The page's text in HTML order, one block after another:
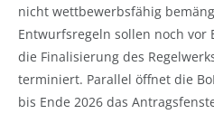
nicht wettbewerbsfähig
Entwurfsregeln sollen noch vor
die Finalisierung des
terminiert. Parallel öffnet die
bis Ende 2026 das